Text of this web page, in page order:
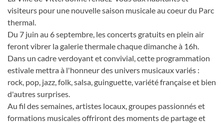
visiteurs pour une nouvelle saison musicale au coeur du Parc
thermal.
Du 7 juin au 6 septembre, les concerts gratuits en plein air
feront vibrer la galerie thermale chaque dimanche à 16h.
Dans un cadre verdoyant et convivial, cette programmation
estivale mettra à l'honneur des univers musicaux variés :
rock, pop, jazz, folk, salsa, guinguette, variété française et bien
d'autres surprises.
Au fil des semaines, artistes locaux, groupes passionnés et
formations musicales offriront des moments de partage et